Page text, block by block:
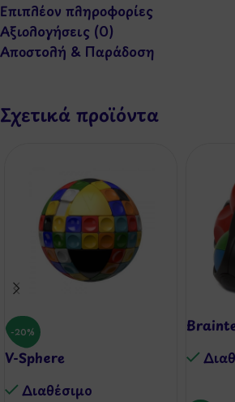
Επιπλέον πληροφορίες
Αξιολογήσεις (0)
Αποστολή & Παράδοση
Σχετικά προϊόντα
-20%
V-Sphere
Διαθέσιμo